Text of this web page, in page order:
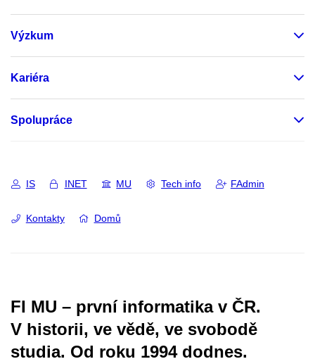
Výzkum
Kariéra
Spolupráce
IS INET MU Tech info FAdmin
Kontakty Domů
FI MU – první informatika v ČR.
V historii, ve vědě, ve svobodě
studia. Od roku 1994 dodnes.